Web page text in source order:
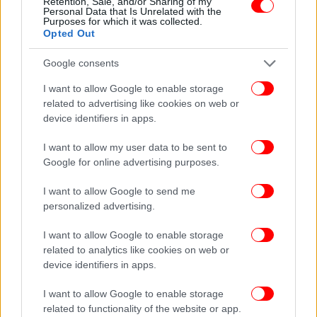
Personal Data that Is Unrelated with the
Purposes for which it was collected.
Opted Out
Google consents
I want to allow Google to enable storage
related to advertising like cookies on web or
device identifiers in apps.
I want to allow my user data to be sent to
Google for online advertising purposes.
I want to allow Google to send me
personalized advertising.
I want to allow Google to enable storage
related to analytics like cookies on web or
device identifiers in apps.
I want to allow Google to enable storage
related to functionality of the website or app.
«Μας είχε πει για τις σκοτεινές συνήθειες που είχε
και ότι ήταν μάγος. Δεν ξέρω όμως κατά πόσο το
εννοούσε. Δεν είχε περιγράψει σε μένα κάτι
τους άκουγα. Δεν προσπάθησε ποτέ να μας πείσει
για αυτό ή να μας οδηγήσει στην μαγεία…».
Μιλώντας για τον Νικόλα αναφέρει πως δεν είχε
την πιο εύκολη ζωή και ήταν πιεσμένος από κάποια
οικογενειακά προβλήματα: «Τσακωνόταν με την
μητέρα του από όταν είμασταν στο Λύκειο και μου
το είχε πει ως παράπονο πως δεν τον καταλαβαίνει.
Είχε όμως και μια ερωτική απογοήτευση. Μου είχε
πει πως όλοι βγαίνουν σκάρτοι…».
«Δεν ξεκρέμασα εγώ το παιδί όπως είπαν…»: Τι είπε
ο κλειδαράς που κλήθηκε από την μητέρα και τον